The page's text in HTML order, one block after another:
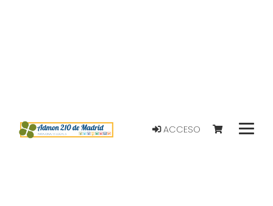
ACCESO